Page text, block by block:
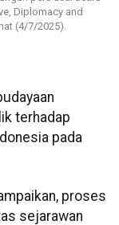
Diplomacy and
(4/7/2025).
terhadap
pada
proses
sejarawan